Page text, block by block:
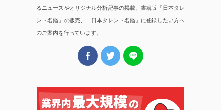
るニュースやオリジナル分析記事の掲載、書籍版「日本タレ
ント名鑑」の販売、「日本タレント名鑑」に登録したい方へ
のご案内を行っています。